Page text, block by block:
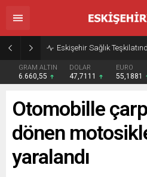
Eskişehir Sağlık
GRAM ALTIN
6.660,55
DOLAR
47,7111
EURO
55,1881
Otomobille
dönen
yaralandı